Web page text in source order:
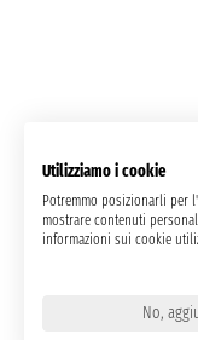
Utilizziamo i cookie
Potremmo posizionarli per
mostrare contenuti
informazioni sui cookie
No,